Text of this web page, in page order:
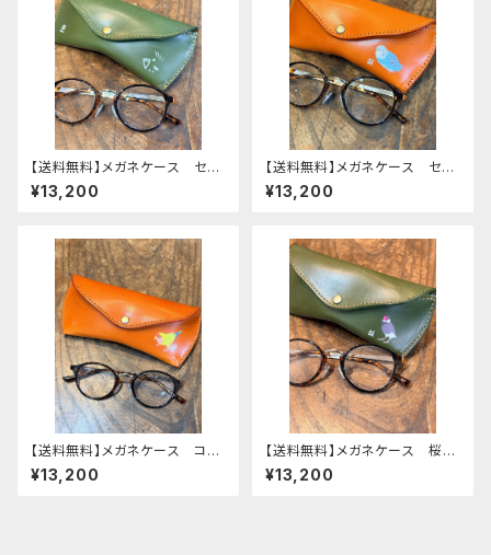
【送料無料】メガネケース セキ
セイインコ モノトーン Gree
n グリーン せきせいいん
¥13,200
【送料無料】メガネケース セキ
セイインコ ノーマルブルー
レッドブラウン せきせいいん
¥13,200
【送料無料】メガネケース コザ
クラインコ イエロー redbr
own レッドブラウン こざくらい
¥13,200
【送料無料】メガネケース 桜文
鳥 Green グリーン 文鳥
栃木レザー
¥13,200